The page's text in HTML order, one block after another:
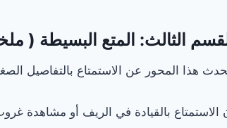
الثالث: المتع البسيطة (
هذا المحور عن الاستمتاع بالتفاصيل
الاستمتاع بالقيادة في الريف أو مشاهدة